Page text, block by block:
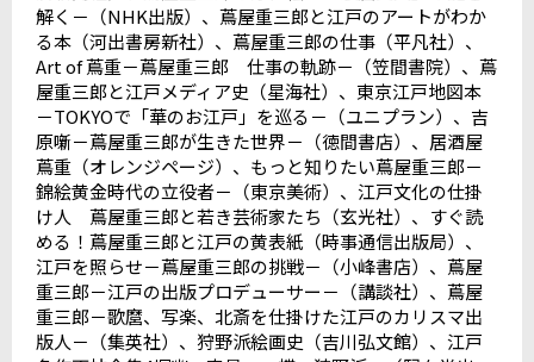
解く－（NHK出版）、蔦屋重三郎と江戸のアートがわか
る本（河出書房新社）、蔦屋重三郎の仕事（平凡社）、
Art of蔦重－蔦屋重三郎 仕事の軌跡－（笠間書院）、蔦
屋重三郎と江戸メディア史（星海社）、東京江戸地図本
－TOKYOで「華のお江戸」を巡る－（ユニプラン）、吉
原噺－蔦屋重三郎が生きた世界－（徳間書店）、居酒屋
蔦重（オレンジページ）、もっと知りたい蔦屋重三郎－
錦絵黄金時代の立役者－（東京美術）、江戸文化の仕掛
け人 蔦屋重三郎と若き芸術家たち（玄光社）、すぐ読
める！蔦屋重三郎と江戸の黄表紙（時事通信出版局）、
江戸を照らせ－蔦屋重三郎の挑戦－（小峰書店）、蔦屋
重三郎－江戸の出版プロデューサー－（講談社）、蔦屋
重三郎－歌麿、写楽、北斎を仕掛けた江戸のカリスマ出
版人－（集英社）、狩野派絵画史（吉川弘文館）、江戸